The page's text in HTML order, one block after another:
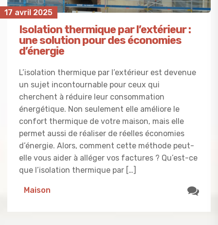
17 avril 2025
Isolation thermique par l’extérieur :
une solution pour des économies
d’énergie
L’isolation thermique par l’extérieur est devenue
un sujet incontournable pour ceux qui
cherchent à réduire leur consommation
énergétique. Non seulement elle améliore le
confort thermique de votre maison, mais elle
permet aussi de réaliser de réelles économies
d’énergie. Alors, comment cette méthode peut-
elle vous aider à alléger vos factures ? Qu’est-ce
que l’isolation thermique par […]
Maison